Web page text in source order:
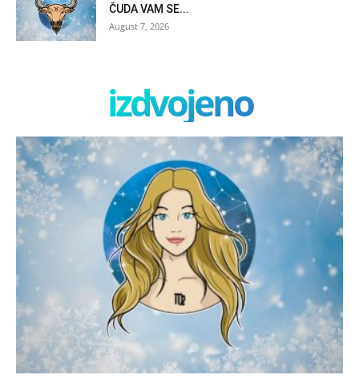
ČUDA VAM SE...
August 7, 2026
izdvojeno